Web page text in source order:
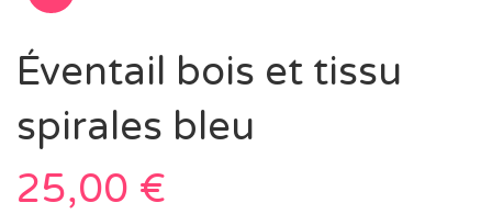
Éventail bois et tissu
spirales bleu
25,00 €